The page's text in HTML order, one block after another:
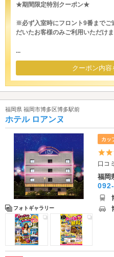
★期間限定特別クーポン★
※必ず入室時にフロント9番までご
だいたお客様のみご利用いただけま
...
クーポン内容
福岡県 福岡市博多区博多駅前
ホテル ロアンヌ
フォトギャラリー
カッ
口コ
福岡